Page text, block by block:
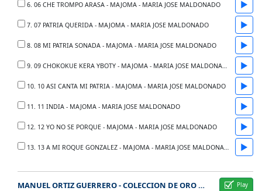
6. 06 CHE TROMPO ARASA - MAJOMA - MARIA JOSE MALDONADO ▶
7. 07 PATRIA QUERIDA - MAJOMA - MARIA JOSE MALDONADO ▶
8. 08 MI PATRIA SONADA - MAJOMA - MARIA JOSE MALDONADO ▶
9. 09 CHOKOKUE KERA YBOTY - MAJOMA - MARIA JOSE MALDONADO ▶
10. 10 ASI CANTA MI PATRIA - MAJOMA - MARIA JOSE MALDONADO ▶
11. 11 INDIA - MAJOMA - MARIA JOSE MALDONADO ▶
12. 12 YO NO SE PORQUE - MAJOMA - MARIA JOSE MALDONADO ▶
13. 13 A MI ROQUE GONZALEZ - MAJOMA - MARIA JOSE MALDONADO ▶
MANUEL ORTIZ GUERRERO - COLECCION DE ORO - 100 ANOS - 1897 A 1997